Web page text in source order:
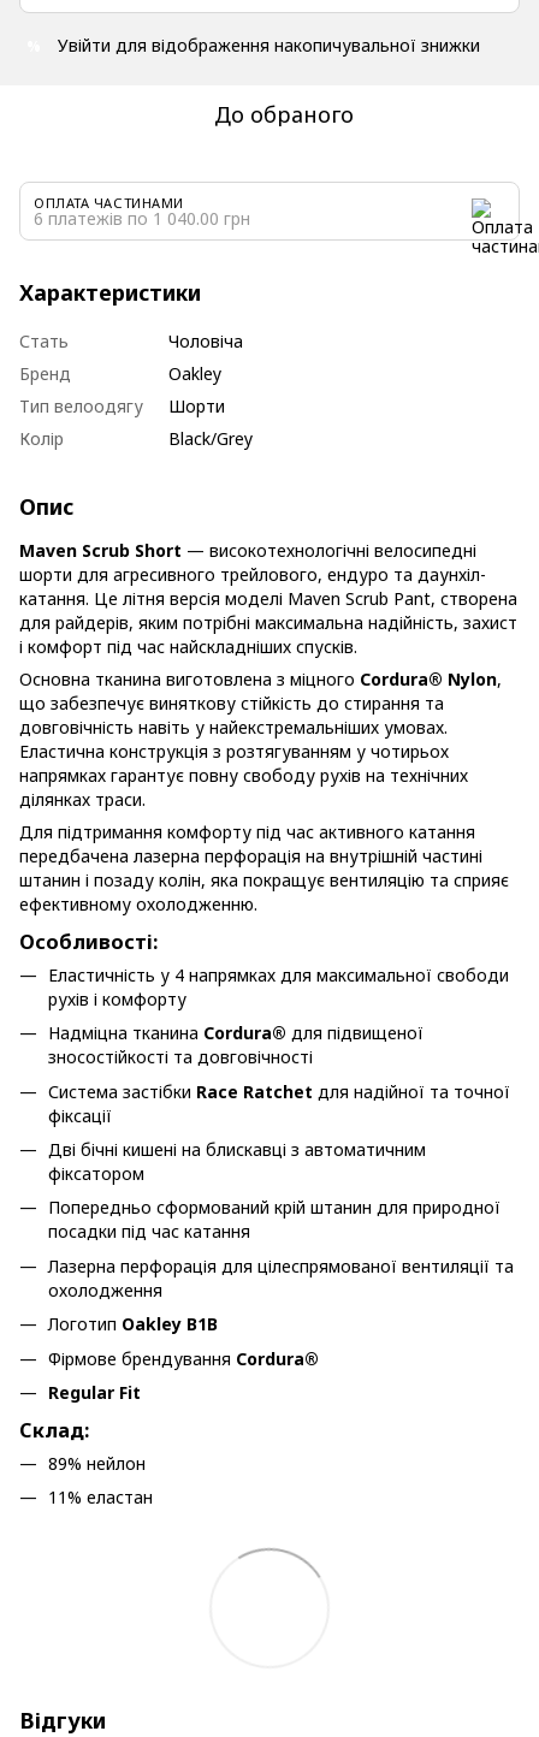
Увійти для відображення накопичувальної знижки
До обраного
ОПЛАТА ЧАСТИНАМИ
6 платежів по 1 040.00 грн
Характеристики
Стать
Чоловіча
Бренд
Oakley
Тип велоодягу
Шорти
Колір
Black/Grey
Опис
Maven Scrub Short — високотехнологічні велосипедні
шорти для агресивного трейлового, ендуро та даунхіл-
катання. Це літня версія моделі Maven Scrub Pant, створена
для райдерів, яким потрібні максимальна надійність, захист
і комфорт під час найскладніших спусків.
Основна тканина виготовлена з міцного Cordura® Nylon,
що забезпечує виняткову стійкість до стирання та
довговічність навіть у найекстремальніших умовах.
Еластична конструкція з розтягуванням у чотирьох
напрямках гарантує повну свободу рухів на технічних
ділянках траси.
Для підтримання комфорту під час активного катання
передбачена лазерна перфорація на внутрішній частині
штанин і позаду колін, яка покращує вентиляцію та сприяє
ефективному охолодженню.
Особливості:
Еластичність у 4 напрямках для максимальної свободи
рухів і комфорту
Надміцна тканина Cordura® для підвищеної
зносостійкості та довговічності
Система застібки Race Ratchet для надійної та точної
фіксації
Дві бічні кишені на блискавці з автоматичним
фіксатором
Попередньо сформований крій штанин для природної
посадки під час катання
Лазерна перфорація для цілеспрямованої вентиляції та
охолодження
Логотип Oakley B1B
Фірмове брендування Cordura®
Regular Fit
Склад:
89% нейлон
11% еластан
Відгуки